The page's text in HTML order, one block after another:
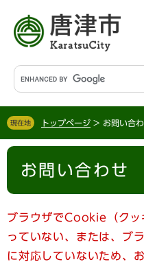
す
。
し
て
文
G
o
g
l
ス
検
現在地 トップページ > お問い合
本
お問い合わせ
ブラウザでCookie（クッ
っていない、または、ブ
に対応していないため、